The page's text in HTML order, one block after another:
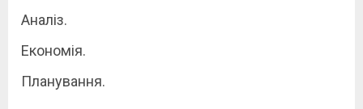
Аналіз.
Економія.
Планування.